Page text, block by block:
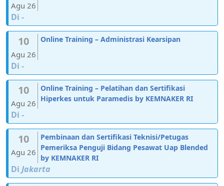
Agu 26
Di -
10
Agu 26
Online Training – Administrasi Kearsipan
Di -
10
Agu 26
Online Training – Pelatihan dan Sertifikasi
Hiperkes untuk Paramedis by KEMNAKER RI
Di -
10
Agu 26
Pembinaan dan Sertifikasi Teknisi/Petugas
Pemeriksa Penguji Bidang Pesawat Uap Blended
by KEMNAKER RI
Di Jakarta